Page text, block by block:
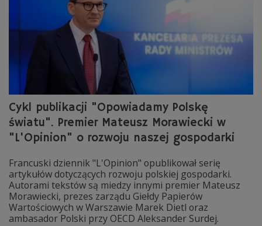
Cykl publikacji "Opowiadamy Polskę
światu". Premier Mateusz Morawiecki w
"L'Opinion" o rozwoju naszej gospodarki
Francuski dziennik "L'Opinion" opublikował serię
artykułów dotyczących rozwoju polskiej gospodarki.
Autorami tekstów są miedzy innymi premier Mateusz
Morawiecki, prezes zarządu Giełdy Papierów
Wartościowych w Warszawie Marek Dietl oraz
ambasador Polski przy OECD Aleksander Surdej.